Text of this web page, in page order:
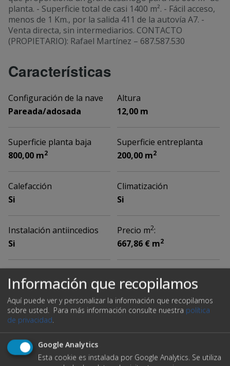
planta. - Superficie total de casi 1400 m². - Fácil acceso,
menos de 1 Km., por la salida 411 de la autovía A7. -
Venta directa, sin intermediarios. CONTACTO
(PROPIETARIO): Rafael Martínez – 687.587.530
Características
Configuración de la nave
Pareada/adosada
Altura
12,00 m
Superficie planta baja
800,00 m2
Superficie entreplanta
200,00 m2
Calefacción
Si
Climatización
Si
Instalación antiincedios
Si
Precio m2:
667,86 € m2
Ubicación
Información que recopilamos
Aquí puede ver y personalizar la información que recopilamos
sobre usted. Para más información consulte nuestra política
de privacidad.
Google Analytics
Esta cookie es instalada por Google Analytics. Se utiliza